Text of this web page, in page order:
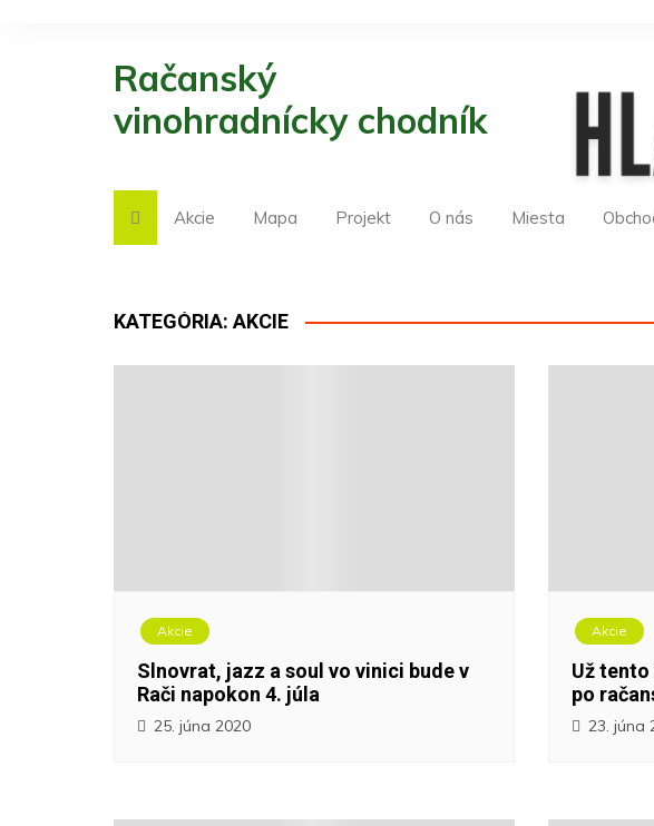
Račanský
vinohradnícky chodník
Akcie Mapa Projekt O nás Miesta
KATEGÓRIA: AKCIE
Akcie
Slnovrat, jazz a soul vo vinici bude v
Rači napokon 4. júla
25. júna 2020
Akcie
Už tento
po
23. júna